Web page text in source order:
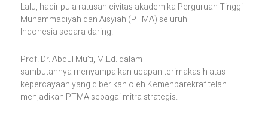
Lalu, hadir pula ratusan civitas akademika Perguruan Tinggi
Muhammadiyah dan Aisyiah (PTMA) seluruh
Indonesia secara daring.
Prof. Dr. Abdul Mu’ti, M.Ed. dalam
sambutannya menyampaikan ucapan terimakasih atas
kepercayaan yang diberikan oleh Kemenparekraf telah
menjadikan PTMA sebagai mitra strategis.